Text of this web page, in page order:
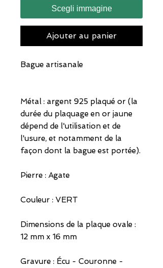
Scegli immagine
Ajouter au panier
Bague artisanale
Métal : argent 925 plaqué or (la
durée du plaquage en or jaune
dépend de l'utilisation et de
l'usure, et notamment de la
façon dont la bague est portée).
Pierre : Agate
Couleur : VERT
Dimensions de la plaque ovale :
12 mm x 16 mm
Gravure : Écu - Couronne -